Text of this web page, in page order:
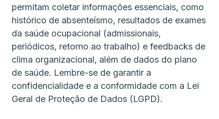
permitam coletar informações essenciais, como
histórico de absenteísmo, resultados de exames
da saúde ocupacional (admissionais,
periódicos, retorno ao trabalho) e feedbacks de
clima organizacional, além de dados do plano
de saúde. Lembre-se de garantir a
confidencialidade e a conformidade com a Lei
Geral de Proteção de Dados (LGPD).